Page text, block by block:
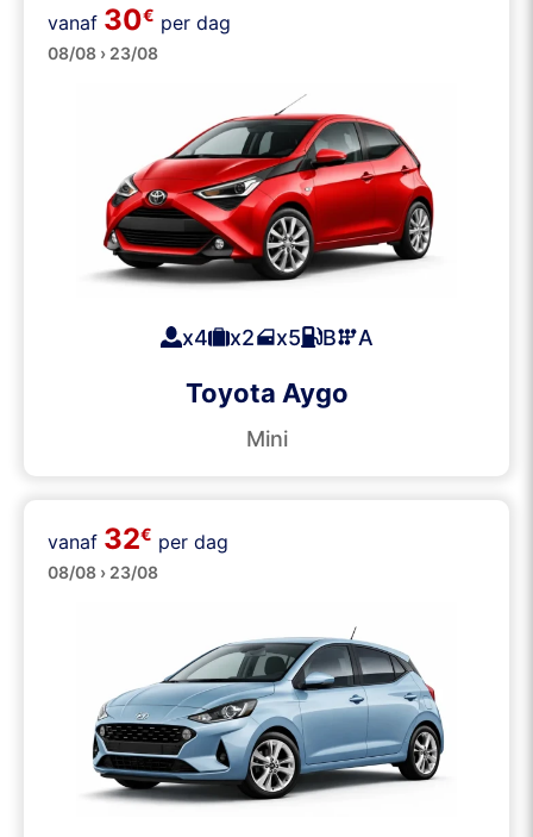
Klein
vanaf 30€ per dag
08/08 › 23/08
x4 x2 x5 B A
Toyota Aygo
Mini
Klein
vanaf 32€ per dag
08/08 › 23/08